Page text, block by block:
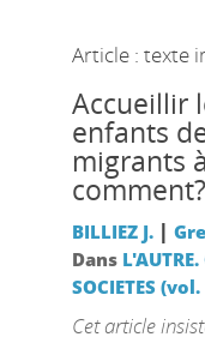
Article : texte
Accueillir
enfants
migrants
comment?
BILLIEZ J. |
Dans
SOCIETES
Cet article